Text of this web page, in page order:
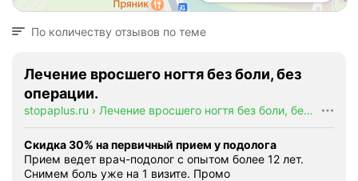
По количеству отзывов по теме
Лечение вросшего ногтя без боли, без
операции.
stopaplus.ru › Лечение вросшего ногтя без боли, без операции.
Скидка 30% на первичный прием у подолога
Прием ведет врач-подолог с опытом более 12 лет.
Снимем боль уже на 1 визите. Промо